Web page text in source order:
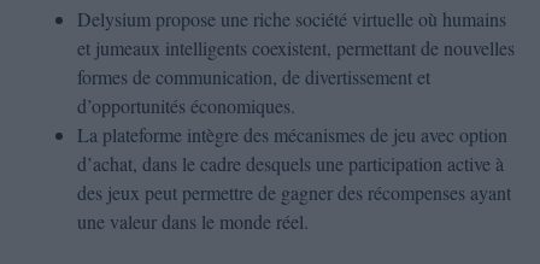
Delysium propose une riche société virtuelle où humains
et jumeaux intelligents coexistent, permettant de nouvelles
formes de communication, de divertissement et
d’opportunités économiques.
La plateforme intègre des mécanismes de jeu avec option
d’achat, dans le cadre desquels une participation active à
des jeux peut permettre de gagner des récompenses ayant
une valeur dans le monde réel.